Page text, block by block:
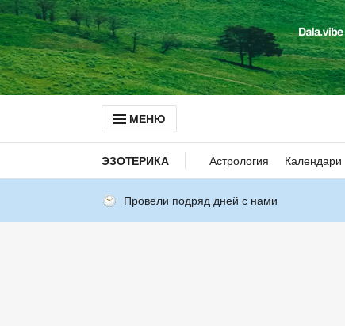
МЕНЮ
ЭЗОТЕРИКА Астрология Календари
Провели подряд дней с нами